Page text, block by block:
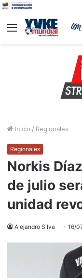
Menu
Inicio / Regionales
Regionales
Norkis
de julio
unidad
Alejandro Silva 16/